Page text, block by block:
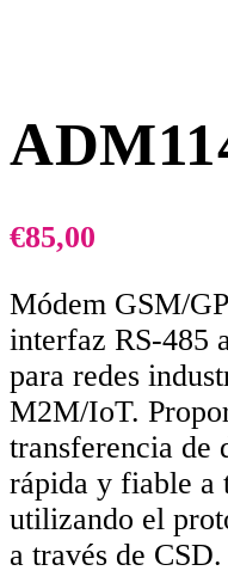
€85,00
Módem GSM/
interfaz RS-485
para redes
M2M/IoT.
transferencia de
rápida y fiable a
utilizando el
a través de CSD.